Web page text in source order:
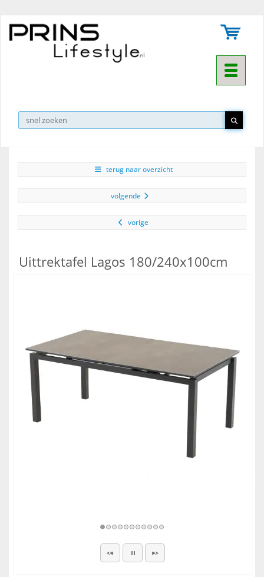
Toggle
▼
terug naar overzicht
volgende
vorige
Uittrektafel Lagos 180/240x100cm